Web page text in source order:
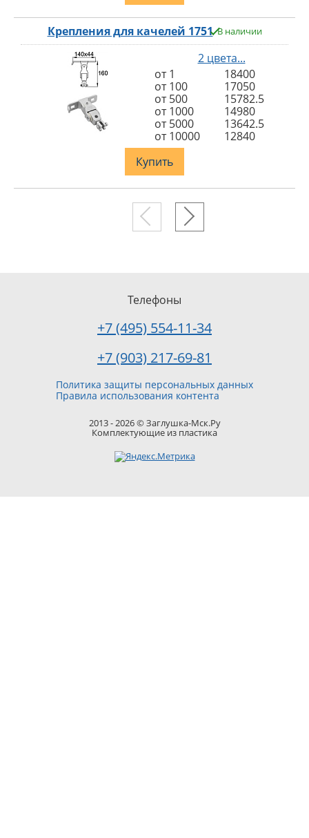
Крепления для качелей 1751 В наличии
2 цвета...
от 1
18400
от 100
17050
от 500
15782.5
от 1000
14980
от 5000
13642.5
от 10000
12840
Купить
2013 - 2026 © Заглушка-Мск.Ру
Комплектующие из пластика
Политика защиты персональных данных
Правила использования контента
Телефоны
+7 (495) 554-11-34
+7 (903) 217-69-81